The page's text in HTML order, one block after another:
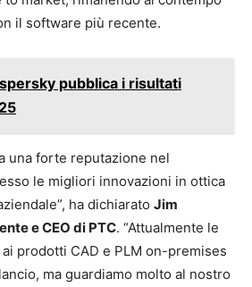
il software più recente.
pubblica i risultati
una forte reputazione nel
le migliori innovazioni in ottica
ha dichiarato Jim
e CEO di PTC. “Attualmente le
prodotti CAD e PLM on-premises
ma guardiamo molto al nostro